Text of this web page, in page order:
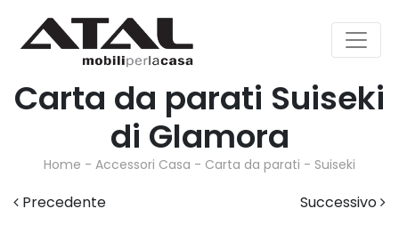
Carta da parati Suiseki
di Glamora
Home - Accessori Casa - Carta da parati - Suiseki
Precedente Successivo